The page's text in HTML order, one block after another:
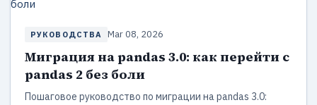
РУКОВОДСТВА Mar 08, 2026
Миграция на pandas 3.0: как перейти с
pandas 2 без боли
Пошаговое руководство по миграции на pandas 3.0: